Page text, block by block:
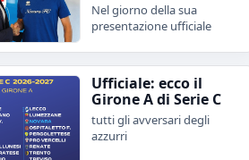
Nel giorno della sua
presentazione ufficiale
Ufficiale: ecco il
Girone A di Serie C
tutti gli avversari degli
azzurri